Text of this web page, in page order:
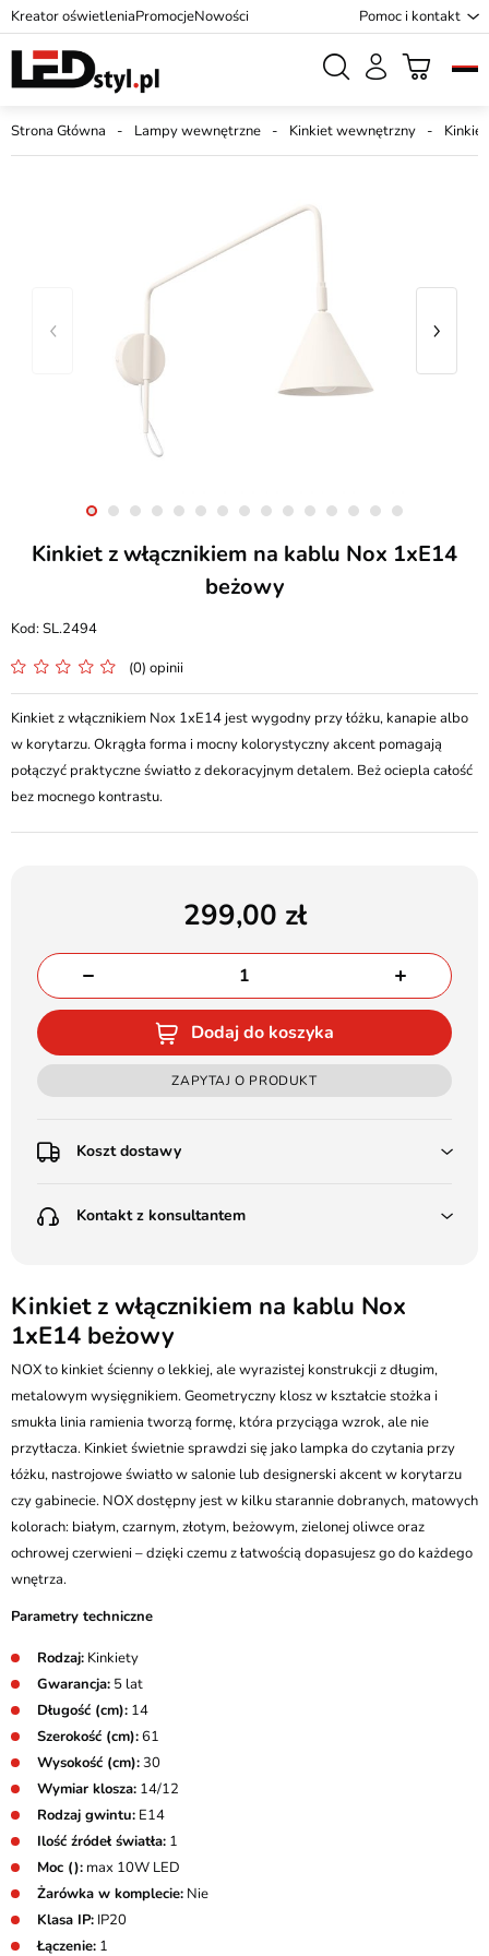
Kreator oświetleniaPromocjeNowości Pomoc i kontakt
Strona Główna Lampy wewnętrzne Kinkiet wewnętrzny
Kinkiet z włącznikiem na kablu Nox 1xE14
beżowy
SL.2494
(0) opinii
Kinkiet z włącznikiem Nox 1xE14 jest wygodny przy łóżku, kanapie albo
w korytarzu. Okrągła forma i mocny kolorystyczny akcent pomagają
połączyć praktyczne światło z dekoracyjnym detalem. Beż ociepla całość
bez mocnego kontrastu.
299,00
Dodaj do koszyka
ZAPYTAJ O PRODUKT
Koszt dostawy
Poczta Polska Kurier 48H - 11 zł
(od 1000 zł dla gabarytów, nie dotyczy produktów 3m)
Pobranie:
Poczta Polska Kurier 48H - 16 zł
Kurier GLS - 20 zł
Przesyłka Gabarytowa - 35 zł
Kontakt z konsultantem
Batalionów Chłopskich 12, 94-058 Łódź
506 336 320
kontakt@ledstyl.pl
Kinkiet z włącznikiem na kablu Nox
1xE14 beżowy
NOX to kinkiet ścienny o lekkiej, ale wyrazistej konstrukcji z długim,
metalowym wysięgnikiem. Geometryczny klosz w kształcie stożka i
smukła linia ramienia tworzą formę, która przyciąga wzrok, ale nie
przytłacza. Kinkiet świetnie sprawdzi się jako lampka do czytania przy
łóżku, nastrojowe światło w salonie lub designerski akcent w korytarzu
czy gabinecie. NOX dostępny jest w kilku starannie dobranych, matowych
kolorach: białym, czarnym, złotym, beżowym, zielonej oliwce oraz
ochrowej czerwieni – dzięki czemu z łatwością dopasujesz go do każdego
wnętrza.
Parametry techniczne
Rodzaj: Kinkiety
Gwarancja: 5 lat
Długość (cm): 14
Szerokość (cm):61
Wysokość (cm):30
Wymiar klosza: 14/12
Rodzaj gwintu: E14
Ilość źródeł światła: 1
Moc (): max 10W LED
Żarówka w komplecie: Nie
Klasa IP: IP20
Łączenie: 1